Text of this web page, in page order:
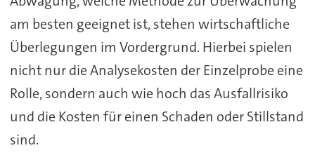
am besten geeignet ist, stehen wirtschaftliche
Überlegungen im Vordergrund. Hierbei spielen
nicht nur die Analysekosten der Einzelprobe eine
Rolle, sondern auch wie hoch das Ausfallrisiko
und die Kosten für einen Schaden oder Stillstand
sind.